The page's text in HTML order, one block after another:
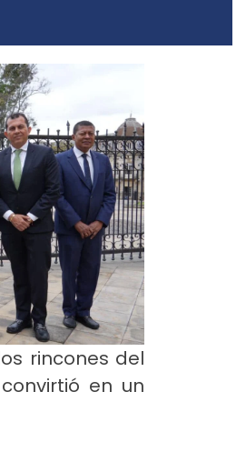
rincones del
en un